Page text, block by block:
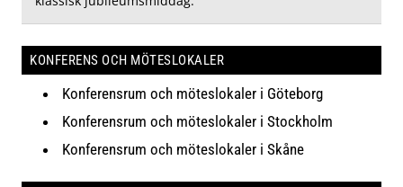
KONFERENS OCH MÖTESLOKALER
Konferensrum och möteslokaler i Göteborg
Konferensrum och möteslokaler i Stockholm
Konferensrum och möteslokaler i Skåne